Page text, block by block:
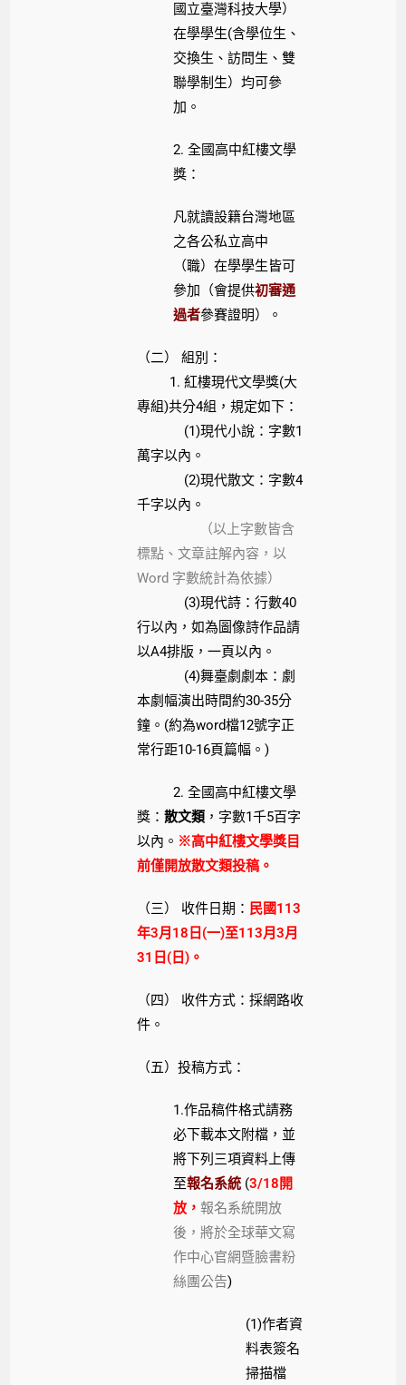
國立臺灣科技大學）
在學學生(含學位生、
交換生、訪問生、雙
聯學制生）均可參
加。
2. 全國高中紅樓文學
獎：
凡就讀設籍台灣地區
之各公私立高中
（職）在學學生皆可
參加（會提供初審通
過者參賽證明）。
（二） 組別：
1. 紅樓現代文學獎(大
專組)共分4組，規定如下：
(1)現代小說：字數1
萬字以內。
(2)現代散文：字數4
千字以內。
（以上字數皆含
標點、文章註解內容，以
Word 字數統計為依據）
(3)現代詩：行數40
行以內，如為圖像詩作品請
以A4排版，一頁以內。
(4)舞臺劇劇本：劇
本劇幅演出時間約30-35分
鐘。(約為word檔12號字正
常行距10-16頁篇幅。)
2. 全國高中紅樓文學
獎：散文類 ，字數1千5百字
以內。 ※高中紅樓文學獎目
前僅開放散文類投稿。
（三） 收件日期： 民國113
年3月18日(一)至113月3月
31日(日)。
（四） 收件方式：採網路收
件。
（五）投稿方式：
1.作品稿件格式請務
必下載本文附檔，並
將下列三項資料上傳
至報名系統 (3/18開
放，報名系統開放
後，將於全球華文寫
作中心官網暨臉書粉
絲團公告)
(1)作者資
料表簽名
掃描檔